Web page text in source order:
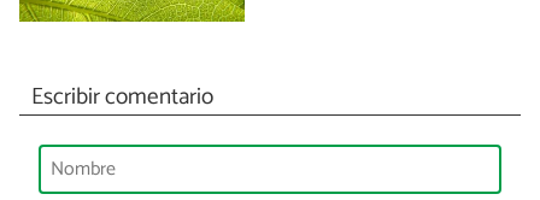
Escribir comentario